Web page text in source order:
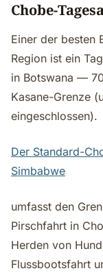
Chobe-
Einer der besten
Region ist ein
in Botswana —
Kasane-Grenze
eingeschlossen).
Der Standard-
Simbabwe
umfasst den
Pirschfahrt in
Herden von
Flussbootsfahrt